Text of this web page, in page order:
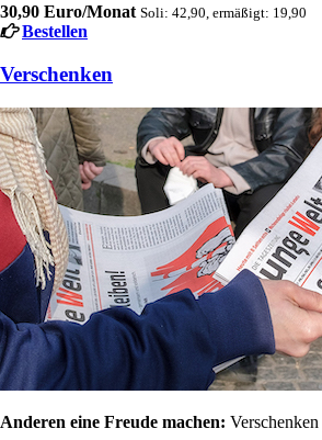
30,90 Euro/Monat Soli: 42,90, ermäßigt: 19,90
Bestellen
Verschenken
Anderen eine Freude machen: